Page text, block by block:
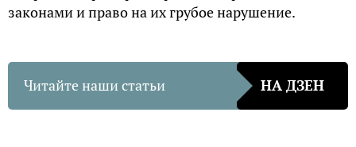
законами и право на их грубое нарушение.
Читайте наши статьи НА ДЗЕН